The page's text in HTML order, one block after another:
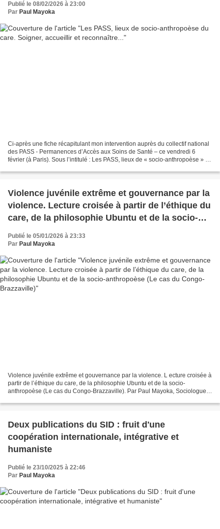
Publié le 08/02/2026 à 23:00
Par Paul Mayoka
Ci-après une fiche récapitulant mon intervention auprès du collectif national
des PASS - Permanences d’Accès aux Soins de Santé – ce vendredi 6
février (à Paris). Sous l’intitulé : Les PASS, lieux de « socio-anthropoèse » [1]
Violence juvénile extrême et gouvernance par la
violence. Lecture croisée à partir de l’éthique du
care, de la philosophie Ubuntu et de la socio-
Publié le 05/01/2026 à 23:33
Par Paul Mayoka
Violence juvénile extrême et gouvernance par la violence. L ecture croisée à
partir de l’éthique du care, de la philosophie Ubuntu et de la socio-
anthropoèse (Le cas du Congo-Brazzaville). Par Paul Mayoka, Sociologue
Deux publications du SID : fruit d'une
coopération internationale, intégrative et
humaniste
Publié le 23/10/2025 à 22:46
Par Paul Mayoka